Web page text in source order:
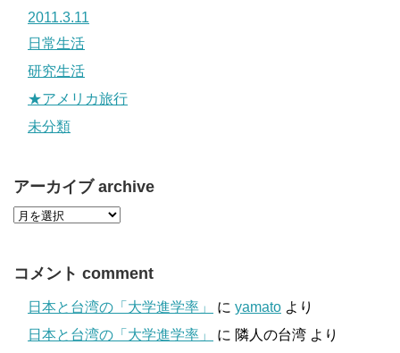
2011.3.11
日常生活
研究生活
★アメリカ旅行
未分類
アーカイブ archive
コメント comment
日本と台湾の「大学進学率」 に yamato より
日本と台湾の「大学進学率」
に 隣人の台湾 より